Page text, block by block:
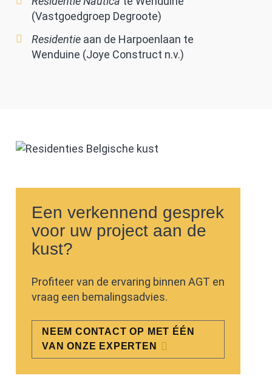
(Vastgoedgroep Degroote)
Residentie aan de Harpoenlaan te
Wenduine (Joye Construct n.v.)
Een verkennend gesprek
voor uw project aan de
kust?
Profiteer van de ervaring binnen AGT en
vraag een bemalingsadvies.
NEEM CONTACT OP MET ÉÉN
VAN ONZE EXPERTEN